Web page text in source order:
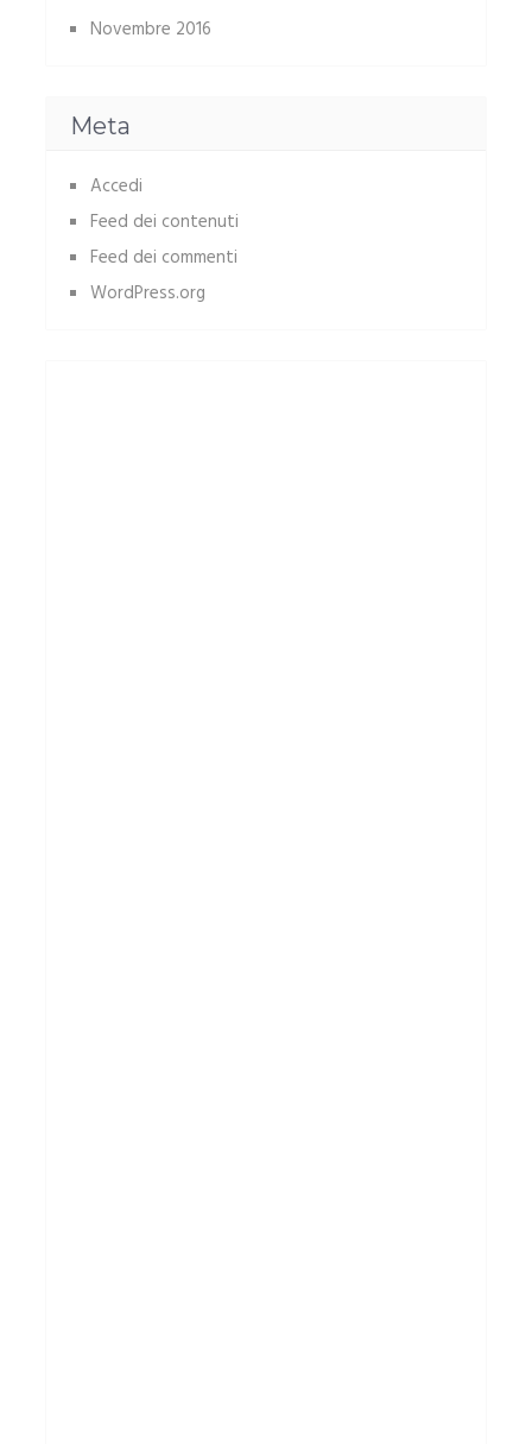
Novembre 2016
Meta
Accedi
Feed dei contenuti
Feed dei commenti
WordPress.org